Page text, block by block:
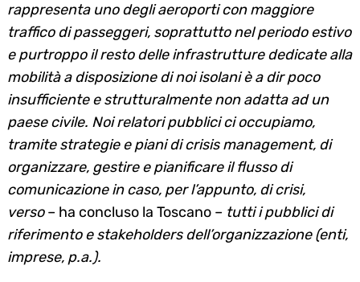
rappresenta uno degli aeroporti con maggiore
traffico di passeggeri, soprattutto nel periodo estivo
e purtroppo il resto delle infrastrutture dedicate alla
mobilità a disposizione di noi isolani è a dir poco
insufficiente e strutturalmente non adatta ad un
paese civile. Noi relatori pubblici ci occupiamo,
tramite strategie e piani di crisis management, di
organizzare, gestire e pianificare il flusso di
comunicazione in caso, per l’appunto, di crisi,
verso– ha concluso la Toscano – tutti i pubblici di
riferimento e stakeholders dell’organizzazione (enti,
imprese, p.a.).